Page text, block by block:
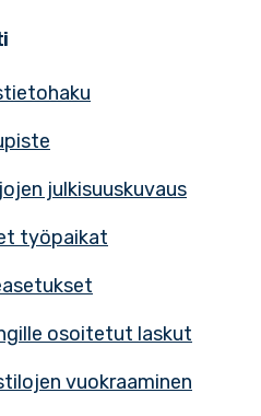
julkisuuskuvaus
työpaikat
osoitetut laskut
vuokraaminen